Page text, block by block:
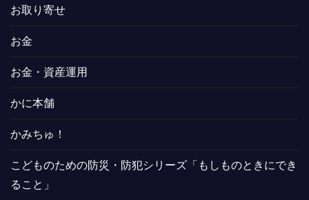
お取り寄せ
お金
お金・資産運用
かに本舗
かみちゅ！
こどものための防災・防犯シリーズ「もしものときにでき
ること」